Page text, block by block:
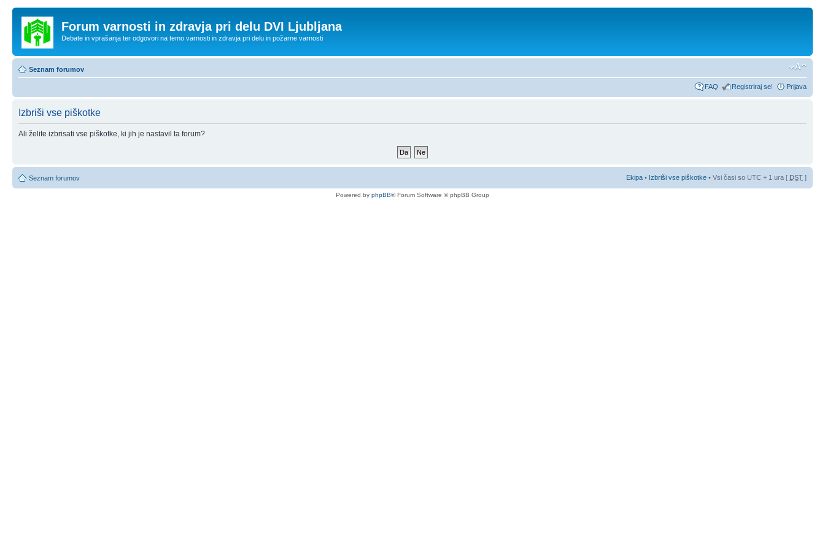
Forum varnosti in zdravja pri delu DVI Ljubljana
Debate in vprašanja ter odgovori na temo varnosti in zdravja pri delu in požarne varnosti
Seznam forumov
FAQ Registriraj se! Prijava
Izbriši vse piškotke
Ali želite izbrisati vse piškotke, ki jih je nastavil ta forum?
Seznam forumov Ekipa • Izbriši vse piškotke • Vsi časi so UTC + 1 ura [ DST ]
Powered by phpBB® Forum Software © phpBB Group